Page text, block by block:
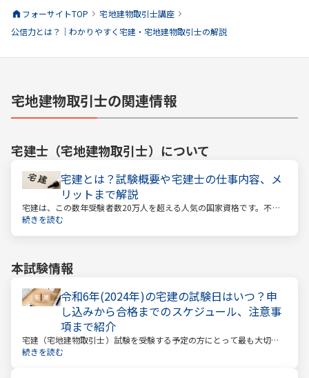
フォーサイトTOP 宅地建物取引士講座
公信力とは？｜わかりやすく宅建・宅地建物取引士の解説
宅地建物取引士の関連情報
宅建士（宅地建物取引士） について
宅建とは？試験概要や宅建士の仕事内容、メ
リットまで解説
宅建は、この数年受験者数20万人を超える人気の国家資格です。不動
産業に携わる人をはじめ、他業種、学生、主婦まで、さまざまな方が
続きを読む
本試験情報
令和6年(2024年)の宅建の試験日はいつ？申
し込みから合格までのスケジュール、注意事
項まで紹介
宅建（宅地建物取引士）試験を受験する予定の方にとって最も大切な
情報は「試験日」です。いつから勉強を始めるか、もう始めているな
続きを読む